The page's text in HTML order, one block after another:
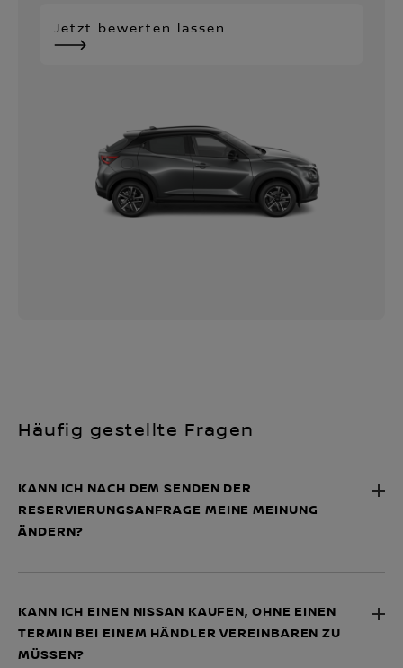
Jetzt bewerten lassen
Häufig gestellte Fragen
KANN ICH NACH DEM SENDEN DER
RESERVIERUNGSANFRAGE MEINE MEINUNG
ÄNDERN?
KANN ICH EINEN NISSAN KAUFEN, OHNE EINEN
TERMIN BEI EINEM HÄNDLER VEREINBAREN ZU
MÜSSEN?